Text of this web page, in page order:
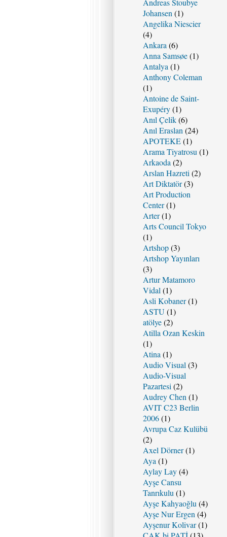
Andreas Stoubye
Johansen (1)
Angelika Niescier
(4)
Ankara (6)
Anna Samsøe(1)
Antalya (1)
Anthony Coleman
(1)
Antoine de Saint-
Exupéry(1)
Anıl Çelik(6)
Anıl Eraslan (24)
APOTEKE(1)
Arama Tiyatrosu (1)
Arkaoda (2)
Arslan Hazreti (2)
Art Diktatör(3)
Art Production
Center(1)
Arter(1)
Arts Council Tokyo
(1)
Artshop(3)
Artshop Yayınları
(3)
Artur Matamoro
Vidal (1)
Asli Kobaner(1)
ASTU (1)
atölye(2)
Atilla Ozan Keskin
(1)
Atina (1)
Audio Visual (3)
Audio-Visual
Pazartesi (2)
Audrey Chen (1)
AVIT C23 Berlin
2006(1)
Avrupa Caz Kulübü
(2)
Axel Dörner(1)
Aya (1)
Aylay Lay(4)
Ayşe Cansu
Tanrıkulu (1)
Ayşe Kahyaoğlu (4)
Ayşe Nur Ergen (4)
Ayşenur Kolivar(1)